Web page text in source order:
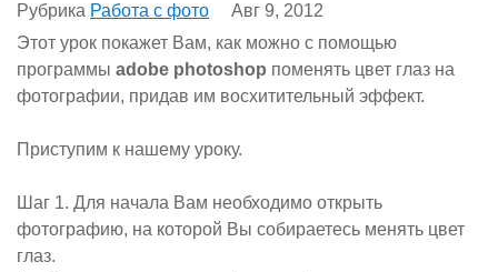
Рубрика Работа с фото
Авг 9, 2012
Этот урок покажет Вам, как можно с помощью
программы adobe photoshop поменять цвет глаз на
фотографии, придав им восхитительный эффект.
Приступим к нашему уроку.
Шаг 1. Для начала Вам необходимо открыть
фотографию, на которой Вы собираетесь менять цвет
глаз.